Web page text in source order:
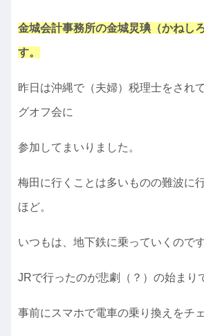
金城会計事務所の金城炅琠（かねし
す。
昨日は沖縄で（夫婦）税理士をされ
グオフ会に
参加してまいりました。
梅田に行くことは多いものの難波に
ほど。
いつもは、地下鉄に乗っていくので
JRで行ったのが悲劇（？）の始まり
事前にスマホで電車の乗り換えをチ